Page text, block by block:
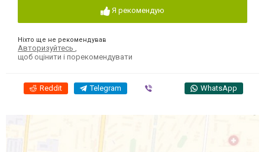
Я рекомендую
Ніхто ще не рекомендував
Авторизуйтесь
щоб оцінити і порекомендувати
Reddit Telegram WhatsApp